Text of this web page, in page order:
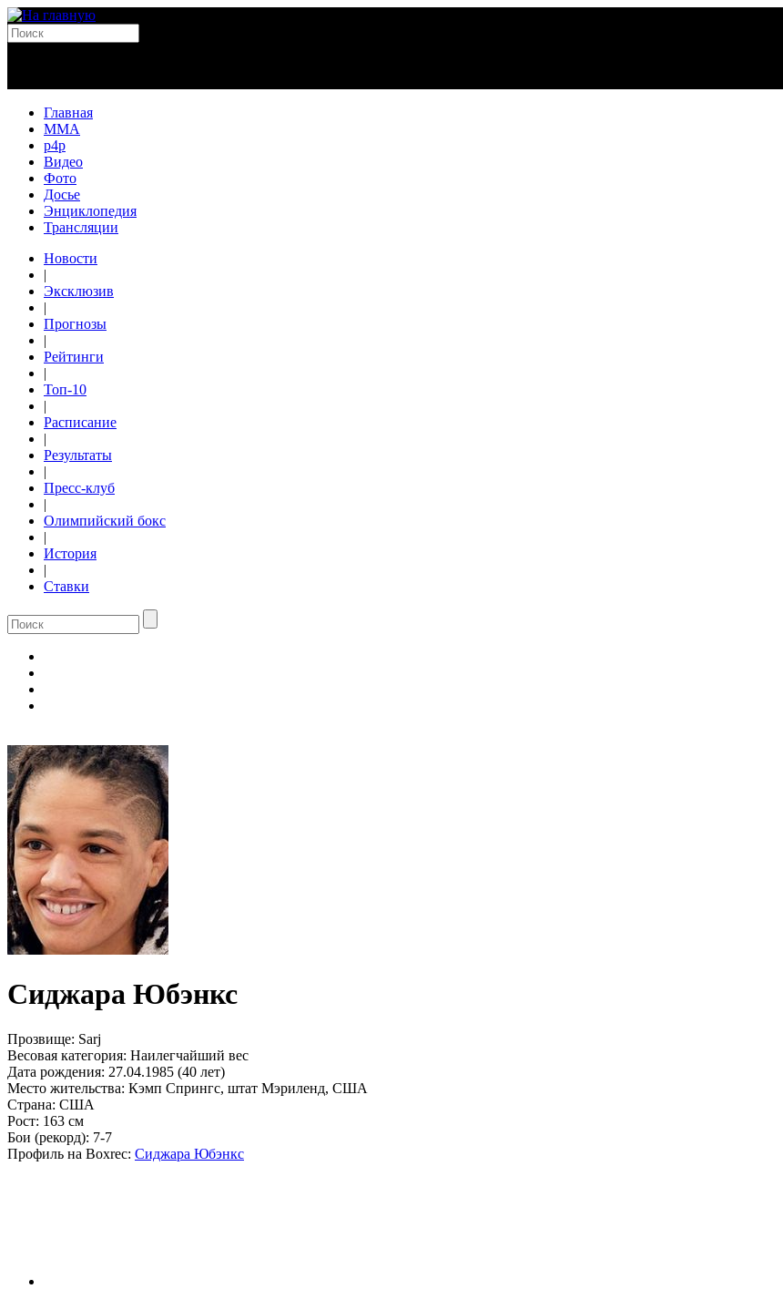
Главная
MMA
p4p
Видео
Фото
Досье
Энциклопедия
Трансляции
Новости
|
Эксклюзив
|
Прогнозы
|
Рейтинги
|
Топ-10
|
Расписание
|
Результаты
|
Пресс-клуб
|
Олимпийский бокс
|
История
|
Ставки
Сиджара Юбэнкс
Прозвище: Sarj
Весовая категория: Наилегчайший вес
Дата рождения: 27.04.1985 (40 лет)
Место жительства: Кэмп Спрингс, штат Мэриленд, США
Страна: США
Рост: 163 см
Бои (рекорд): 7-7
Профиль на Boxrec: Сиджара Юбэнкс